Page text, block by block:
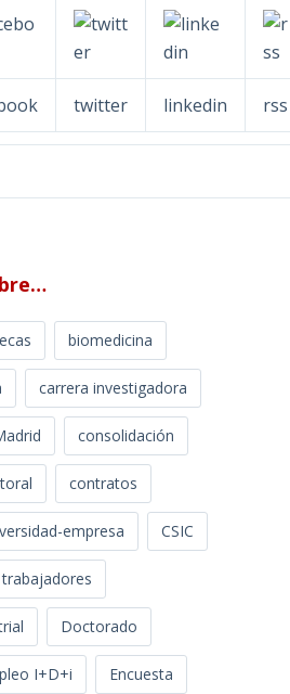
twitter linkedin rss
biomedicina
carrera investigadora
consolidación
contratos
empresa CSIC
Doctorado
I+D+i Encuesta